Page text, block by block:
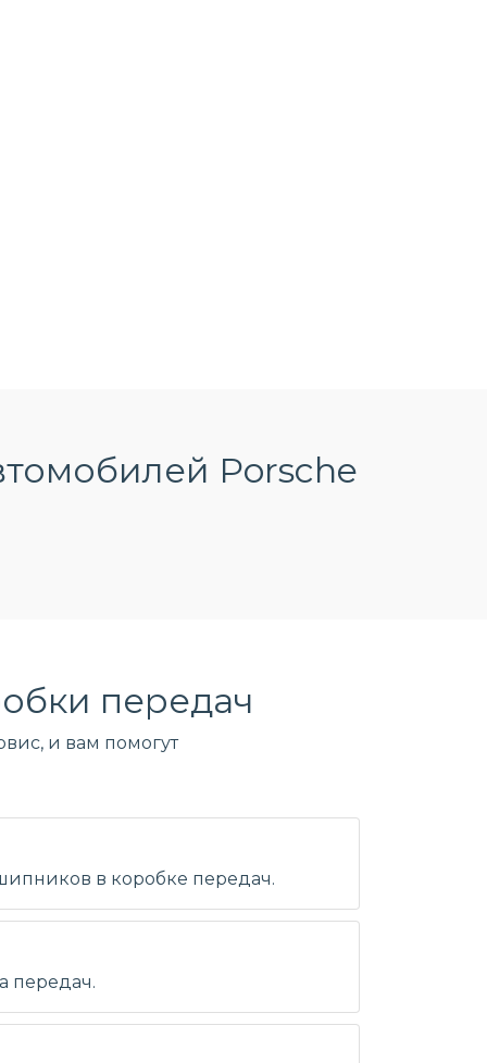
Porsche
передач
и вам помогут
в коробке передач.
передач.